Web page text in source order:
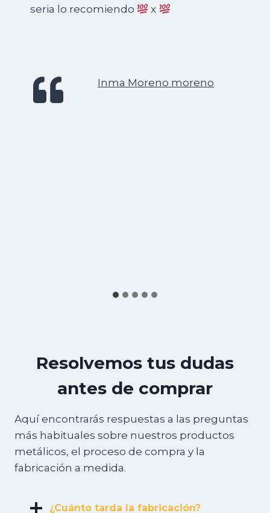
seria lo recomiendo
x
Inma Moreno moreno
Resolvemos tus dudas
antes de comprar
Aquí encontrarás respuestas a las preguntas
más habituales sobre nuestros productos
metálicos, el proceso de compra y la
fabricación a medida.
¿Cuánto tarda la fabricación?